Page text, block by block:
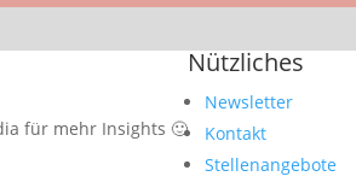
für mehr Insights 🙂
Nützliches
Newsletter
Kontakt
Stellenangebote